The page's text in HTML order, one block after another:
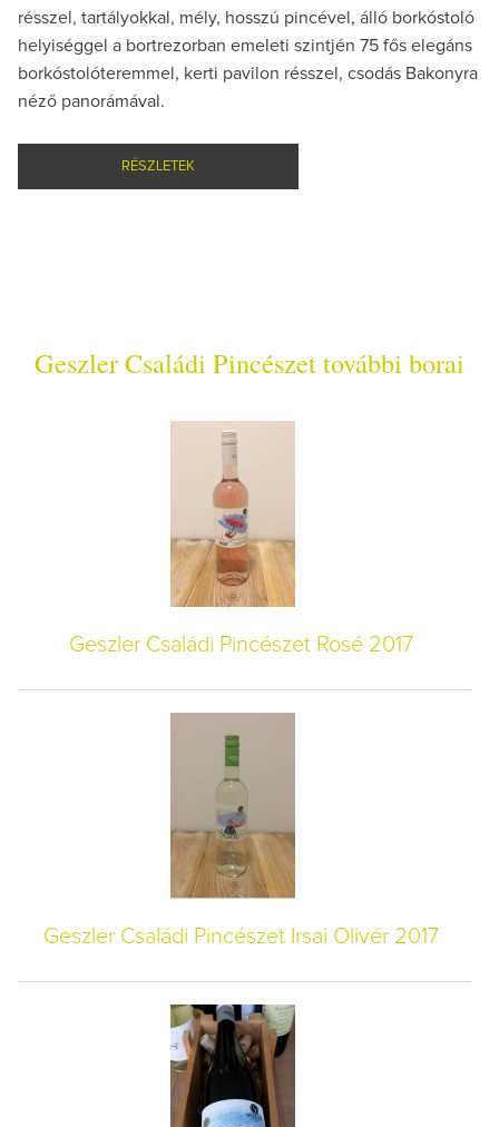
résszel, tartályokkal, mély, hosszú pincével, álló borkóstoló
helyiséggel a bortrezorban emeleti szintjén 75 fős elegáns
borkóstolóteremmel, kerti pavilon résszel, csodás Bakonyra
néző panorámával.
RÉSZLETEK
Geszler Családi Pincészet további borai
Geszler Családi Pincészet Rosé 2017
Geszler Családi Pincészet Irsai Olivér 2017